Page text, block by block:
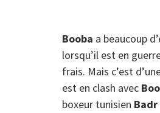
Booba a beaucoup
lorsqu’il est en
frais. Mais c’est
est en clash avec
boxeur tunisien